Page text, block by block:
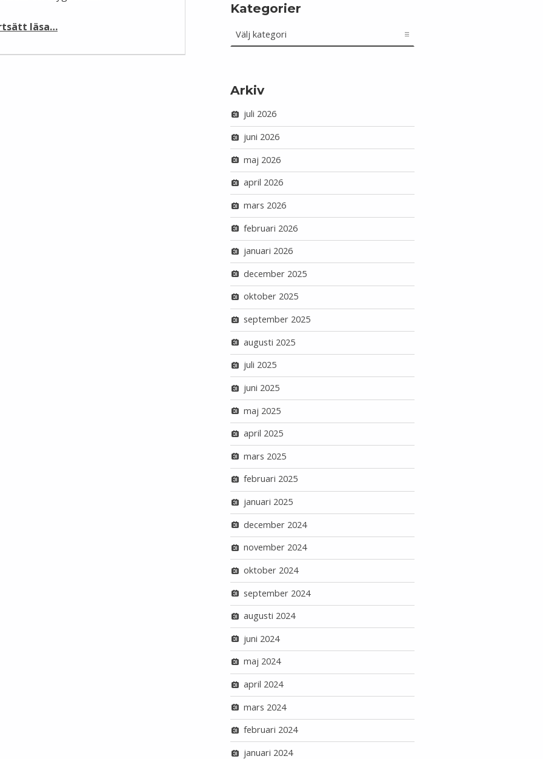
läsa…
Kategorier
Arkiv
juli 2026
juni 2026
maj 2026
april 2026
mars 2026
februari 2026
januari 2026
december 2025
oktober 2025
september 2025
augusti 2025
juli 2025
juni 2025
maj 2025
april 2025
mars 2025
februari 2025
januari 2025
december 2024
november 2024
oktober 2024
september 2024
augusti 2024
juni 2024
maj 2024
april 2024
mars 2024
februari 2024
januari 2024